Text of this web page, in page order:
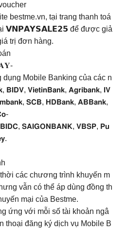
bestme.vn, tại trang thanh toá
𝗩𝗡𝗣𝗔𝗬𝗦𝗔𝗟𝗘𝟮𝟱 để được giả
trị đơn hàng.
Mobile Banking của các n
𝗩𝗶𝗲𝘁𝗶𝗻𝗕𝗮𝗻𝗸, 𝗔𝗴𝗿𝗶𝗯𝗮𝗻𝗸, 𝗜𝗩
𝗦𝗖𝗕, 𝗛𝗗𝗕𝗮𝗻𝗸, 𝗔𝗕𝗕𝗮𝗻𝗸,
𝗕𝗜𝗗𝗖, 𝗦𝗔𝗜𝗚𝗢𝗡𝗕𝗔𝗡𝗞, 𝗩𝗕𝗦𝗣, 𝗣𝘂
các chương trình khuyến m
vẫn có thể áp dùng đồng th
mại của Bestme.
ứng với mỗi số tài khoản ngâ
thoại đăng ký dịch vụ Mobile B